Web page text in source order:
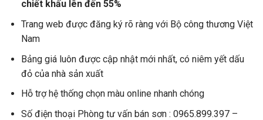
chiết khấu lên đến 55%
Trang web được đăng ký rõ ràng với Bộ công thương Việt
Nam
Bảng giá luôn được cập nhật mới nhất, có niêm yết dấu
đỏ của nhà sản xuất
Hỗ trợ hệ thống chọn màu online nhanh chóng
Số điện thoại Phòng tư vấn bán sơn : 0965.899.397 –